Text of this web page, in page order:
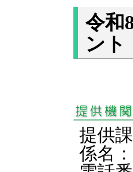
令和
ント
提供
係名